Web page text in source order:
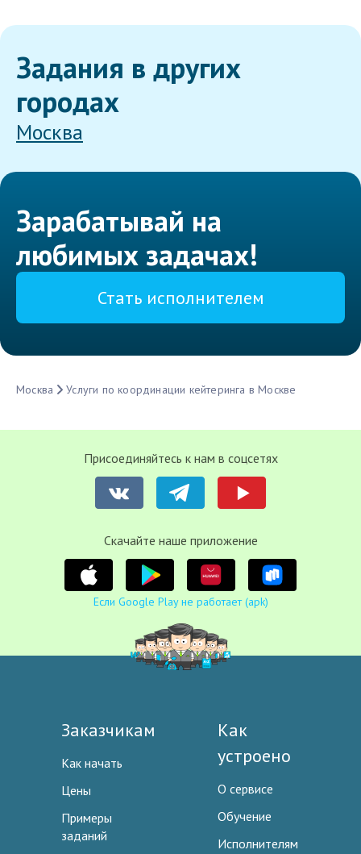
Задания в других
городах
Москва
Зарабатывай на
любимых задачах!
Стать исполнителем
Москва Услуги по координации кейтеринга в Москве
Присоединяйтесь к нам в соцсетях
Cкачайте наше приложение
Если Google Play не работает (apk)
Заказчикам
Как начать
Цены
Примеры
заданий
Как
устроено
О сервисе
Обучение
Исполнителям